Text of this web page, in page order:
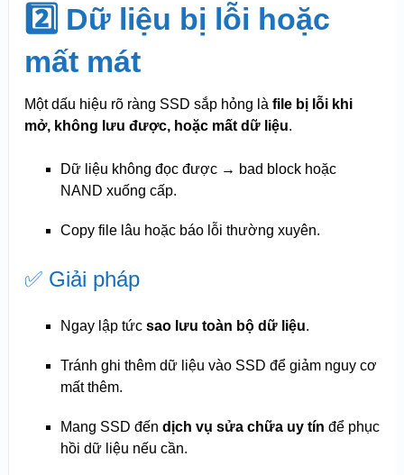
2️⃣ Dữ liệu bị lỗi hoặc
mất mát
Một dấu hiệu rõ ràng SSD sắp hỏng là file bị lỗi khi
mở, không lưu được, hoặc mất dữ liệu.
Dữ liệu không đọc được → bad block hoặc
NAND xuống cấp.
Copy file lâu hoặc báo lỗi thường xuyên.
✅ Giải pháp
Ngay lập tức sao lưu toàn bộ dữ liệu.
Tránh ghi thêm dữ liệu vào SSD để giảm nguy cơ
mất thêm.
Mang SSD đến dịch vụ sửa chữa uy tín để phục
hồi dữ liệu nếu cần.